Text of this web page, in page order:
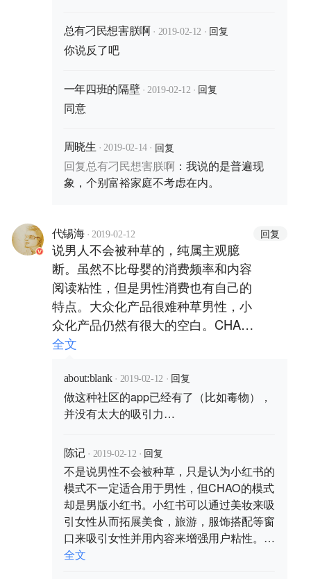
总有刁民想害朕啊 · 2019-02-12 · 回复
你说反了吧
一年四班的隔壁 · 2019-02-12 · 回复
同意
周晓生 · 2019-02-14 · 回复
回复总有刁民想害朕啊 ： 我说的是普遍现
象，个别富裕家庭不考虑在内。
代锡海 · 2019-02-12 回复
说男人不会被种草的，纯属主观臆
断。虽然不比母婴的消费频率和内容
阅读粘性，但是男性消费也有自己的
特点。大众化产品很难种草男性，小
众化产品仍然有很大的空白。CHAO
不妨试试以降维的方式去做，即把
区，手表、国外潮牌、独立设计师产
品、家居用品等，抓住具有一定消费
能力的群体，这个路线，或许是一个
上是没戏。男人被种草的很大一个原
因，就是提升自己的品味和逼格，我
有一个颂拓的运动腕表，虽然才
3000多不贵，但是表上个性化定制
了心爱之人的名字，这就是有特点。
这样的东西，比较容易被种草
全文
about:blank · 2019-02-12 · 回复
做这种社区的app已经有了（比如毒物），
并没有太大的吸引力…
陈记 · 2019-02-12 · 回复
不是说男性不会被种草，只是认为小红书的
模式不一定适合用于男性，但CHAO的模式
却是男版小红书。小红书可以通过美妆来吸
引女性从而拓展美食，旅游，服饰搭配等窗
口来吸引女性并用内容来增强用户粘性。可
CHAO好像并没有一个能让男性特别关注的
全文